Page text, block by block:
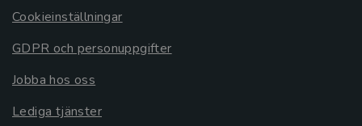
Cookieinställningar
GDPR och personuppgifter
Jobba hos oss
Lediga tjänster